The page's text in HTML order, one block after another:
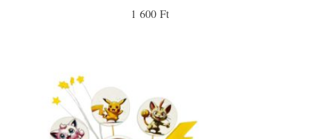
1 600 Ft